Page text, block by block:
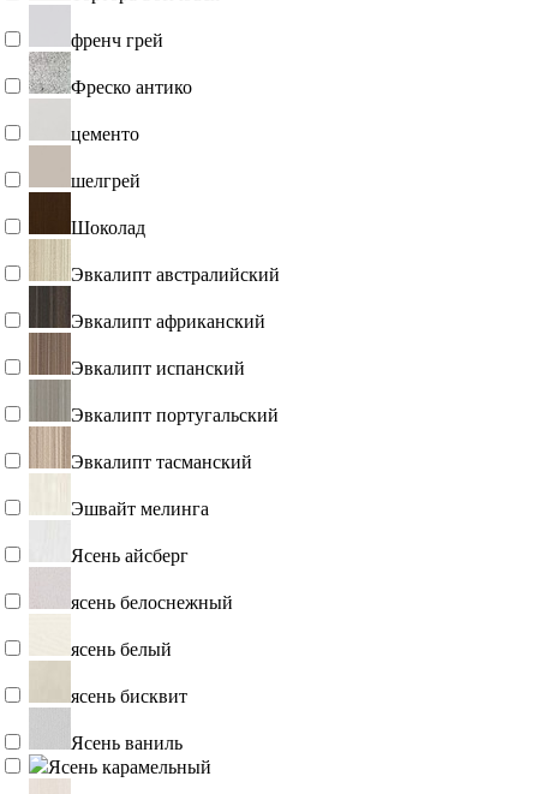
френч грей
Фреско антико
цементо
шелгрей
Шоколад
Эвкалипт австралийский
Эвкалипт африканский
Эвкалипт испанский
Эвкалипт португальский
Эвкалипт тасманский
Эшвайт мелинга
Ясень айсберг
ясень белоснежный
ясень белый
ясень бисквит
Ясень ваниль
Ясень карамельный